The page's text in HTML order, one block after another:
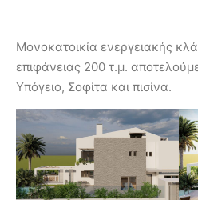
Μονοκατοικία ενεργειακής
επιφάνειας 200 τ.μ.
Υπόγειο, Σοφίτα και πισίνα.